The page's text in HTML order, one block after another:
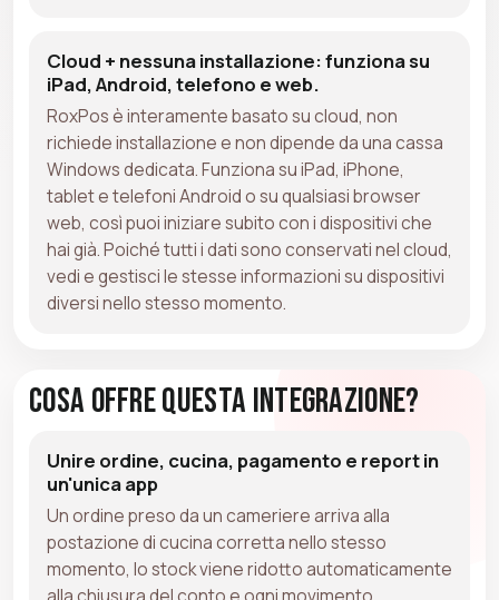
Cloud + nessuna installazione: funziona su
iPad, Android, telefono e web.
RoxPos è interamente basato su cloud, non
richiede installazione e non dipende da una cassa
Windows dedicata. Funziona su iPad, iPhone,
tablet e telefoni Android o su qualsiasi browser
web, così puoi iniziare subito con i dispositivi che
hai già. Poiché tutti i dati sono conservati nel cloud,
vedi e gestisci le stesse informazioni su dispositivi
diversi nello stesso momento.
Cosa Offre Questa Integrazione?
Unire ordine, cucina, pagamento e report in
un'unica app
Un ordine preso da un cameriere arriva alla
postazione di cucina corretta nello stesso
momento, lo stock viene ridotto automaticamente